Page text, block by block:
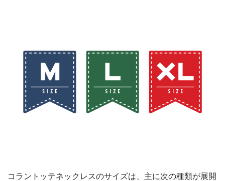
コラントッテネックレスのサイズは、主に次の種類が展開